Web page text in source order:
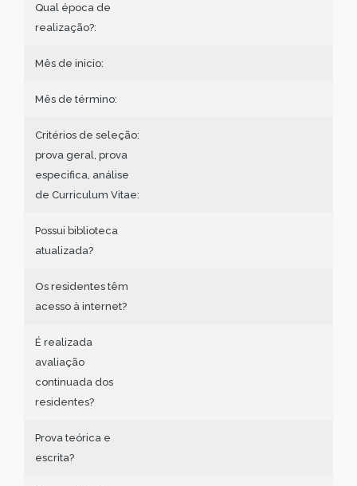
Qual época de
realização?:
Mês de inicio:
Mês de término:
Critérios de seleção:
prova geral, prova
especifica, análise
de Curriculum Vitae:
Possui biblioteca
atualizada?
Os residentes têm
acesso à internet?
É realizada
avaliação
continuada dos
residentes?
Prova teórica e
escrita?